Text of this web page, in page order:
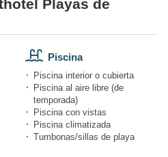
Playas de
Piscina
Piscina interior o cubierta
Piscina al aire libre (de
temporada)
Piscina con vistas
Piscina climatizada
Tumbonas/sillas de playa